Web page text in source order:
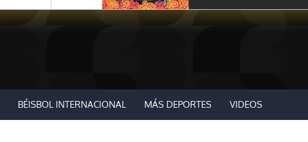
BÉISBOL INTERNACIONAL MÁS DEPORTES VIDEOS